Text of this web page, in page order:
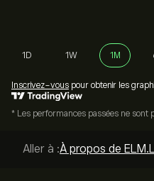
1D 1W 1M
Inscrivez-vous pour obtenir les
* Les performances passées ne sont
Aller à :À propos de